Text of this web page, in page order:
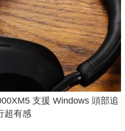
支援 Windows 頭部追
超有感